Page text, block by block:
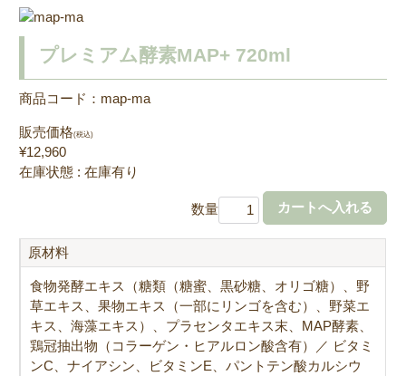
プレミアム酵素MAP+ 720ml
商品コード：map-ma
販売価格(税込)
¥12,960
在庫状態 : 在庫有り
数量
原材料
食物発酵エキス（糖類（糖蜜、黒砂糖、オリゴ糖）、野
草エキス、果物エキス（一部にリンゴを含む）、野菜エ
キス、海藻エキス）、プラセンタエキス末、MAP酵素、
鶏冠抽出物（コラーゲン・ヒアルロン酸含有）／ ビタミ
ンC、ナイアシン、ビタミンE、パントテン酸カルシウ